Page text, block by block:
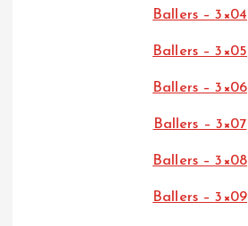
Ballers – 3×04
Ballers – 3×05
Ballers – 3×06
Ballers – 3×07
Ballers – 3×08
Ballers – 3×09